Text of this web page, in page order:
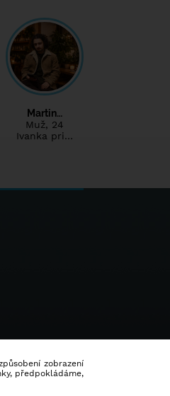
Martin…
Muž, 24
Ivanka pri…
zobrazení
předpokládáme,